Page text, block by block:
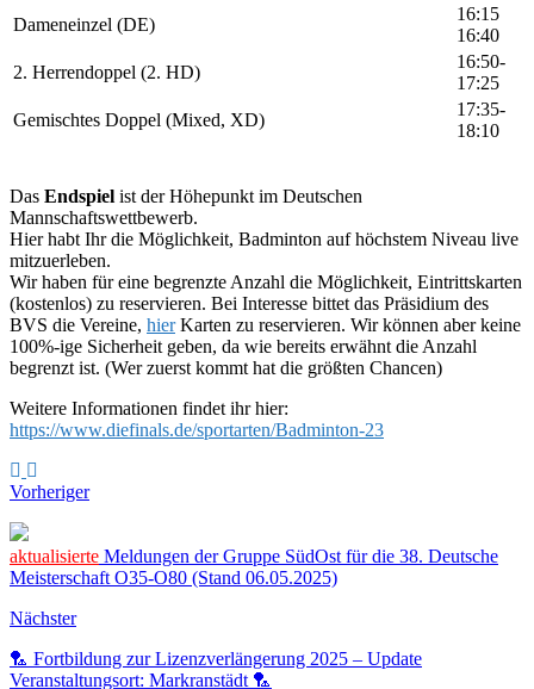
Dameneinzel (DE)
16:15
16:40
2. Herrendoppel (2. HD)
16:50-
17:25
Gemischtes Doppel (Mixed, XD)
17:35-
18:10
Das Endspiel ist der Höhepunkt im Deutschen
Mannschaftswettbewerb.
Hier habt Ihr die Möglichkeit, Badminton auf höchstem Niveau live
mitzuerleben.
Wir haben für eine begrenzte Anzahl die Möglichkeit, Eintrittskarten
(kostenlos) zu reservieren. Bei Interesse bittet das Präsidium des
BVS die Vereine, hierKarten zu reservieren. Wir können aber keine
100%-ige Sicherheit geben, da wie bereits erwähnt die Anzahl
begrenzt ist. (Wer zuerst kommt hat die größten Chancen)
Weitere Informationen findet ihr hier:
https://www.diefinals.de/sportarten/Badminton-23
Vorheriger
aktualisierte Meldungen der Gruppe SüdOst für die 38. Deutsche
Meisterschaft O35-O80 (Stand 06.05.2025)
Nächster
🏸 Fortbildung zur Lizenzverlängerung 2025 – Update
Veranstaltungsort: Markranstädt 🏸